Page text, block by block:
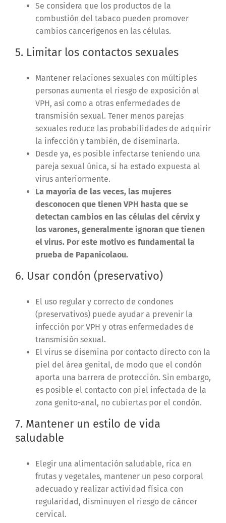
Se considera que los productos de la
combustión del tabaco pueden promover
cambios cancerígenos en las células.
5. Limitar los contactos sexuales
Mantener relaciones sexuales con múltiples
personas aumenta el riesgo de exposición al
VPH, así como a otras enfermedades de
transmisión sexual. Tener menos parejas
sexuales reduce las probabilidades de adquirir
la infección y también, de diseminarla.
Desde ya, es posible infectarse teniendo una
pareja sexual única, si ha estado expuesta al
virus anteriormente.
La mayoría de las veces, las mujeres
desconocen que tienen VPH hasta que se
detectan cambios en las células del cérvix y
los varones, generalmente ignoran que tienen
el virus. Por este motivo es fundamental la
prueba de Papanicolaou.
6. Usar condón (preservativo)
El uso regular y correcto de condones
(preservativos) puede ayudar a prevenir la
infección por VPH y otras enfermedades de
transmisión sexual.
El virus se disemina por contacto directo con la
piel del área genital, de modo que el condón
aporta una barrera de protección. Sin embargo,
es posible el contacto con piel infectada de la
zona genito-anal, no cubiertas por el condón.
7. Mantener un estilo de vida
saludable
Elegir una alimentación saludable, rica en
frutas y vegetales, mantener un peso corporal
adecuado y realizar actividad física con
regularidad, disminuyen el riesgo de cáncer
cervical.